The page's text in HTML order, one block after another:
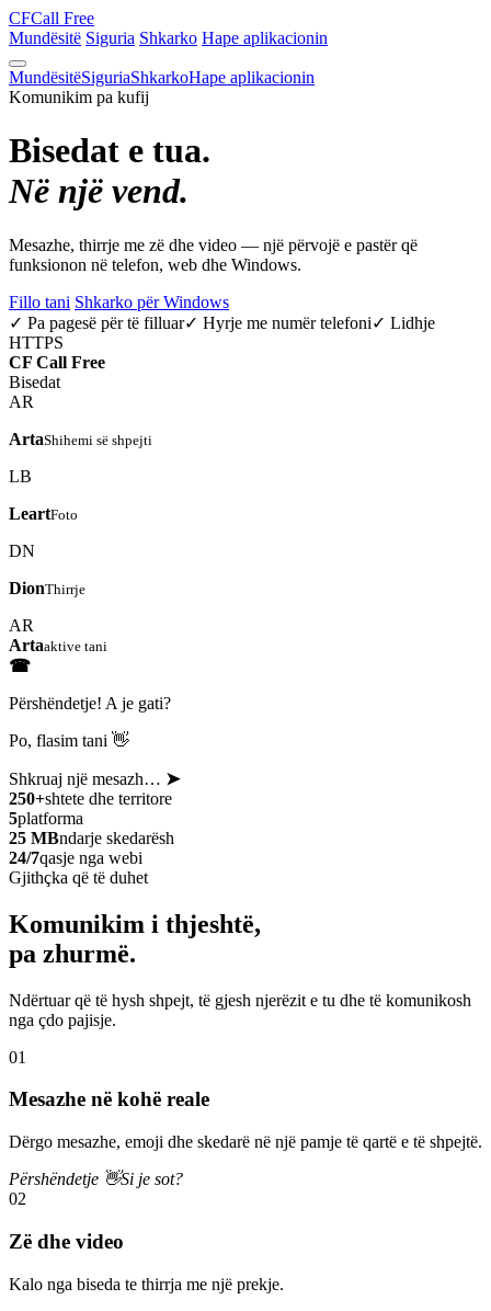
CFCall Free
Mundësitë Siguria Shkarko Hape aplikacionin
MundësitëSiguriaShkarkoHape aplikacionin
Komunikim pa kufij
Bisedat e tua.
Në një vend.
Mesazhe, thirrje me zë dhe video — një përvojë e pastër që
funksionon në telefon, web dhe Windows.
Fillo tani Shkarko për Windows
✓ Pa pagesë për të filluar✓ Hyrje me numër telefoni✓ Lidhje
HTTPS
CF Call Free
Bisedat
AR
ArtaShihemi së shpejti
LB
LeartFoto
DN
DionThirrje
AR
Artaaktive tani
☎
Përshëndetje! A je gati?
Po, flasim tani 👋
Shkruaj një mesazh… ➤
250+shtete dhe territore
5platforma
25 MBndarje skedarësh
24/7qasje nga webi
Gjithçka që të duhet
Komunikim i thjeshtë,
pa zhurmë.
Ndërtuar që të hysh shpejt, të gjesh njerëzit e tu dhe të komunikosh
nga çdo pajisje.
01
Mesazhe në kohë reale
Dërgo mesazhe, emoji dhe skedarë në një pamje të qartë e të shpejtë.
Përshëndetje 👋Si je sot?
02
Zë dhe video
Kalo nga biseda te thirrja me një prekje.